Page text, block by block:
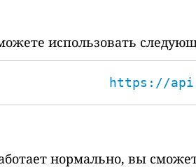
использовать
https://
нормально, вы